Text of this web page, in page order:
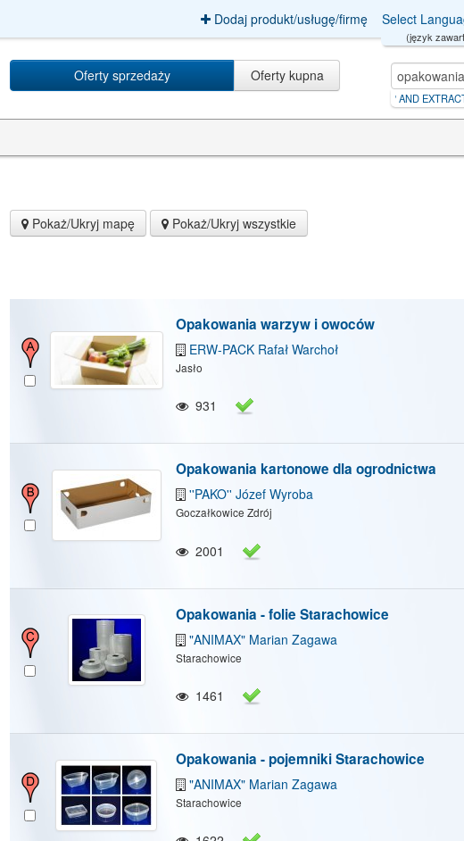
Dodaj produkt/usługę/firmę Select
(język
Oferty sprzedaży Oferty kupna
sp. z o.o' AND EXTRACTVALUE(8797|
Pokaż/Ukryj mapę Pokaż/Ukryj wszystkie
Pokaż/Ukryj mapę Pokaż/Ukryj wszystkie
Opakowania warzyw i owoców
ERW-PACK Rafał Warchoł
Jasło
931
Opakowania kartonowe dla ogrodnictwa
''PAKO'' Józef Wyroba
Goczałkowice Zdrój
2001
Opakowania - folie Starachowice
"ANIMAX" Marian Zagawa
Starachowice
1461
Opakowania - pojemniki Starachowice
"ANIMAX" Marian Zagawa
Starachowice